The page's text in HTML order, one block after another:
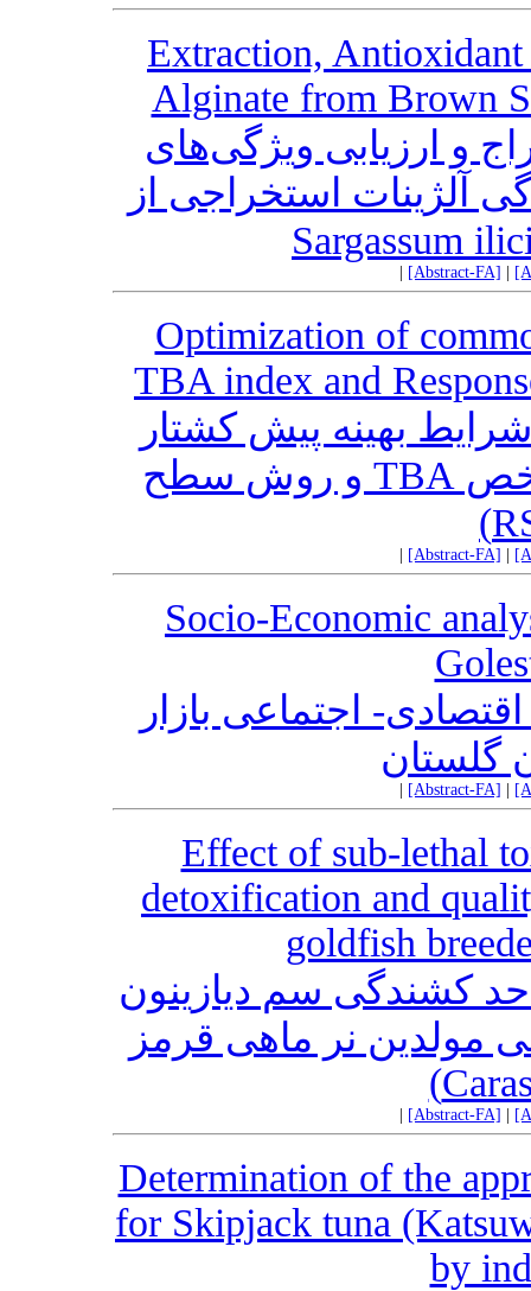
Extraction,
Alginate from Brown
و ارزیابی ویژگی‌‌های
آلژینات استخراجی از
[Abstract-FA]
Optimization of
TBA index and
بهینه پیش کشتار
کپور معمولی با استفاده از شاخص TBA و روش سطح
[Abstract-FA]
Socio-Economic
اجتماعی بازار
گلستان
[Abstract-FA]
Effect of sub-lethal
detoxification and
goldfish
کشندگی سم دیازینون
مولدین نر ماهی قرمز
[Abstract-FA]
Determination of the
for Skipjack tuna
by